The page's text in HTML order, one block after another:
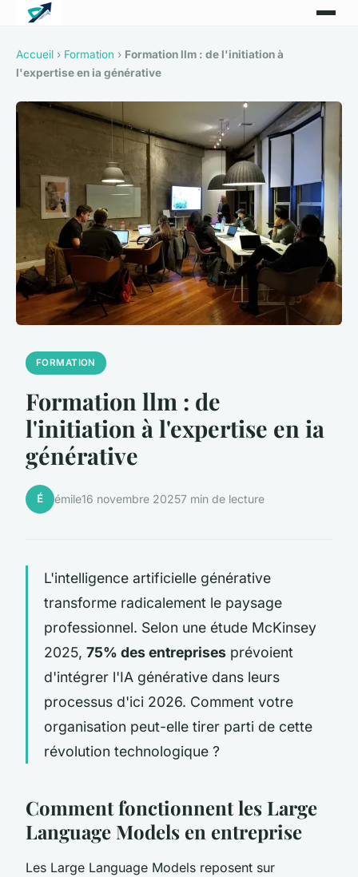
Accueil › Formation › Formation llm : de l'initiation à
l'expertise en ia générative
FORMATION
Formation llm : de
l'initiation à l'expertise en ia
générative
É émile16 novembre 20257 min de lecture
L'intelligence artificielle générative
transforme radicalement le paysage
professionnel. Selon une étude McKinsey
2025, 75% des entreprises prévoient
d'intégrer l'IA générative dans leurs
processus d'ici 2026. Comment votre
organisation peut-elle tirer parti de cette
révolution technologique ?
Comment fonctionnent les Large
Language Models en entreprise
Les Large Language Models reposent sur